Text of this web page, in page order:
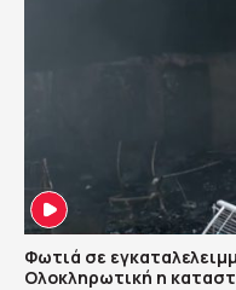
Φωτιά σε
Ολοκληρωτική η